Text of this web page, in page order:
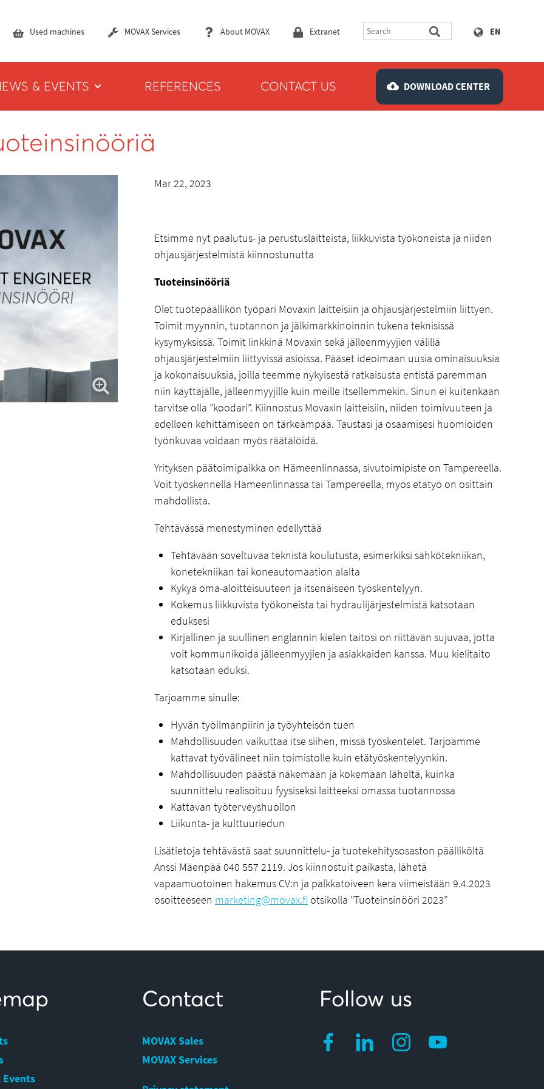
Used machines MOVAX Services About MOVAX Extranet EN
& EVENTS REFERENCES CONTACT US DOWNLOAD CENTER
Mar 22, 2023
Etsimme nyt paalutus- ja perustuslaitteista, liikkuvista työkoneista ja niiden
ohjausjärjestelmistä kiinnostunutta
Tuoteinsinööriä
Olet tuotepäällikön työpari Movaxin laitteisiin ja ohjausjärjestelmiin liittyen.
Toimit myynnin, tuotannon ja jälkimarkkinoinnin tukena teknisissä
kysymyksissä. Toimit linkkinä Movaxin sekä jälleenmyyjien välillä
ohjausjärjestelmiin liittyvissä asioissa. Pääset ideoimaan uusia ominaisuuksia
ja kokonaisuuksia, joilla teemme nykyisestä ratkaisusta entistä paremman
niin käyttäjälle, jälleenmyyjille kuin meille itsellemmekin. Sinun ei kuitenkaan
tarvitse olla ”koodari”. Kiinnostus Movaxin laitteisiin, niiden toimivuuteen ja
edelleen kehittämiseen on tärkeämpää. Taustasi ja osaamisesi huomioiden
työnkuvaa voidaan myös räätälöidä.
Yrityksen päätoimipaikka on Hämeenlinnassa, sivutoimipiste on Tampereella.
Voit työskennellä Hämeenlinnassa tai Tampereella, myös etätyö on osittain
mahdollista.
Tehtävässä menestyminen edellyttää
Tehtävään soveltuvaa teknistä koulutusta, esimerkiksi sähkötekniikan,
konetekniikan tai koneautomaation alalta
Kykyä oma-aloitteisuuteen ja itsenäiseen työskentelyyn.
Kokemus liikkuvista työkoneista tai hydraulijärjestelmistä katsotaan
eduksesi
Kirjallinen ja suullinen englannin kielen taitosi on riittävän sujuvaa, jotta
voit kommunikoida jälleenmyyjien ja asiakkaiden kanssa. Muu kielitaito
katsotaan eduksi.
Tarjoamme sinulle:
Hyvän työilmanpiirin ja työyhteisön tuen
Mahdollisuuden vaikuttaa itse siihen, missä työskentelet. Tarjoamme
kattavat työvälineet niin toimistolle kuin etätyöskentelyynkin.
Mahdollisuuden päästä näkemään ja kokemaan läheltä, kuinka
suunnittelu realisoituu fyysiseksi laitteeksi omassa tuotannossa
Kattavan työterveyshuollon
Liikunta- ja kulttuuriedun
Lisätietoja tehtävästä saat suunnittelu- ja tuotekehitysosaston päälliköltä
Anssi Mäenpää 040 557 2119. Jos kiinnostuit paikasta, lähetä
vapaamuotoinen hakemus CV:n ja palkkatoiveen kera viimeistään 9.4.2023
osoitteeseen marketing@movax.fi otsikolla ”Tuoteinsinööri 2023”
Events
Contact
MOVAX Sales
MOVAX Services
Follow us